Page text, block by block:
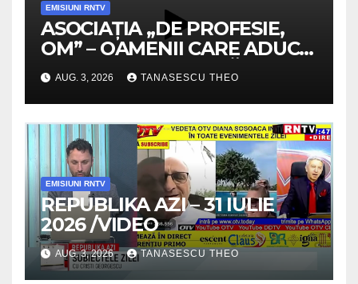
EMISIUNI RNTV
ASOCIAȚIA „DE PROFESIE,
OM” – OAMENII CARE ADUC
VALOARE COMUNITĂȚII /
SECRETELE SUCCESULUI
/VIDEO
AUG. 3, 2026 TANASESCU THEO
EMISIUNI RNTV
REPUBLIKA AZI – 31 IULIE
2026 /VIDEO
AUG. 3, 2026 TANASESCU THEO